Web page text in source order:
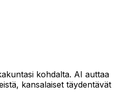
kohdalta. AI auttaa
kansalaiset täydentävät